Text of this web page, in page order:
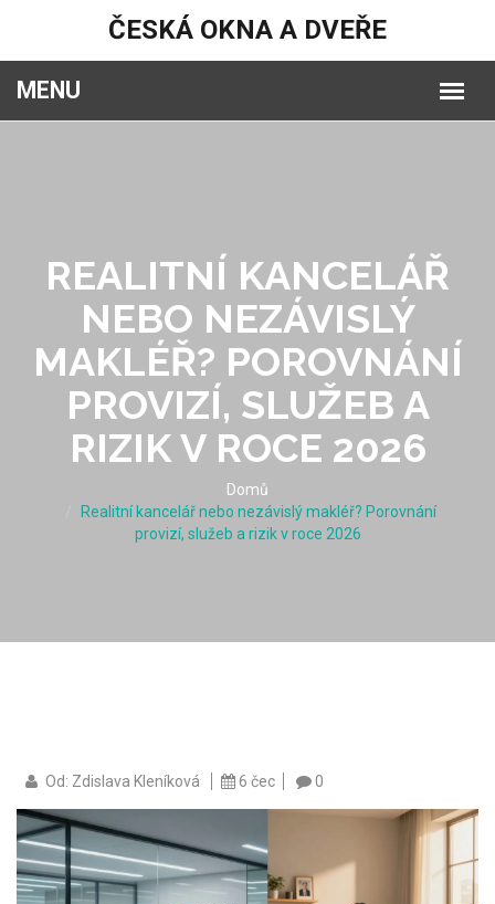
ČESKÁ OKNA A DVEŘE
REALITNÍ KANCELÁŘ
NEBO NEZÁVISLÝ
MAKLÉŘ? POROVNÁNÍ
PROVIZÍ, SLUŽEB A
RIZIK V ROCE 2026
Domů
Realitní kancelář nebo nezávislý makléř? Porovnání
provizí, služeb a rizik v roce 2026
Od: Zdislava Kleníková 6 čec 0